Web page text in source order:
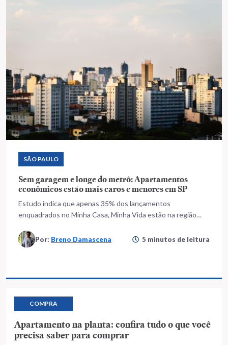
SÃO PAULO
Sem garagem e longe do metrô: Apartamentos
econômicos estão mais caros e menores em SP
Estudo indica que apenas 35% dos lançamentos
enquadrados no Minha Casa, Minha Vida estão na região
Por: Breno Damascena 5 minutos de leitura
COMPRA
Apartamento na planta: confira tudo o que você
precisa saber para comprar